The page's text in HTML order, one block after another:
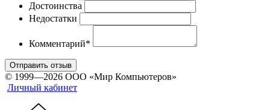
Достоинства
Недостатки
Комментарий*
Отправить отзыв
© 1999—2026 ООО «Мир Компьютеров»
Личный кабинет